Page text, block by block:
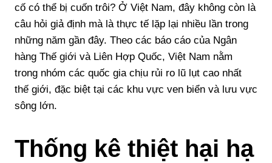
cố có thể bị cuốn trôi? Ở Việt Nam, đây không còn là
câu hỏi giả định mà là thực tế lặp lại nhiều lần trong
những năm gần đây. Theo các báo cáo của Ngân
hàng Thế giới và Liên Hợp Quốc, Việt Nam nằm
trong nhóm các quốc gia chịu rủi ro lũ lụt cao nhất
thế giới, đặc biệt tại các khu vực ven biển và lưu vực
sông lớn.
Thống kê thiệt hại hạ